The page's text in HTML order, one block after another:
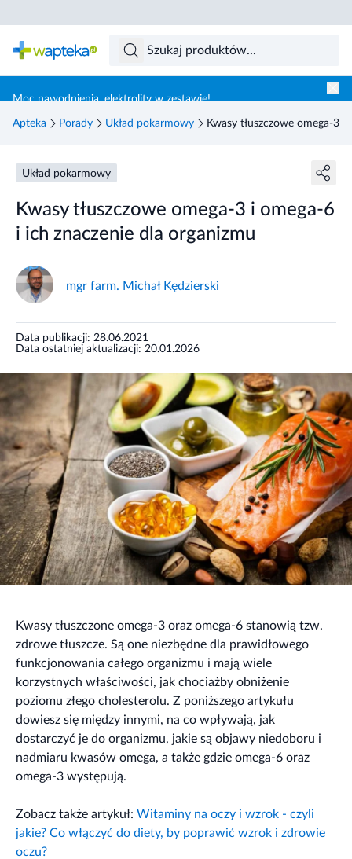
Moc nawodnienia, elektrolity w zestawie!
Apteka Porady Układ pokarmowy Kwasy tłuszczowe omega-3
Układ pokarmowy
Kwasy tłuszczowe omega-3 i omega-6
i ich znaczenie dla organizmu
mgr farm. Michał Kędzierski
Data publikacji: 28.06.2021
Data ostatniej aktualizacji: 20.01.2026
Kwasy tłuszczone omega-3 oraz omega-6 stanowią tzw.
zdrowe tłuszcze. Są one niezbędne dla prawidłowego
funkcjonowania całego organizmu i mają wiele
korzystnych właściwości, jak chociażby obniżenie
poziomu złego cholesterolu. Z poniższego artykułu
dowiesz się między innymi, na co wpływają, jak
dostarczyć je do organizmu, jakie są objawy niedoboru i
nadmiaru kwasów omega, a także gdzie omega-6 oraz
omega-3 występują.
Zobacz także artykuł: Witaminy na oczy i wzrok - czyli
jakie? Co włączyć do diety, by poprawić wzrok i zdrowie
oczu?